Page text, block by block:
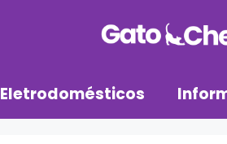
Eletrodomésticos